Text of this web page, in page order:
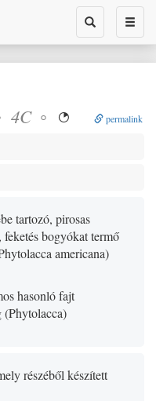
Toggle
search
4C◦  permalink
tartozó, pirosas
feketés bogyókat termő
americana)
hasonló fajt
(Phytolacca)
részéből készített